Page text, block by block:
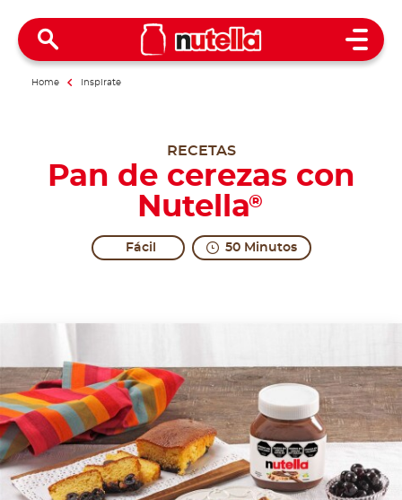
Open
Home Inspirate
RECETAS
Pan de cerezas con
Nutella®
Fácil 50 Minutos